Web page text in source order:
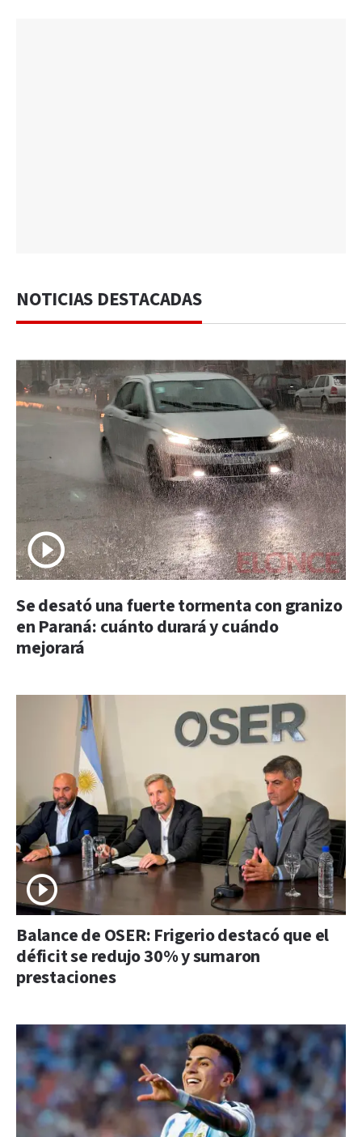
NOTICIAS DESTACADAS
Se desató una fuerte tormenta con granizo
en Paraná: cuánto durará y cuándo
mejorará
Balance de OSER: Frigerio destacó que el
déficit se redujo 30% y sumaron
prestaciones